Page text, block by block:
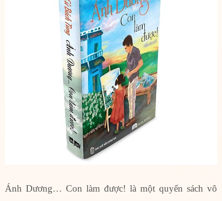
Ánh Dương… Con làm được! là một quyển sách vô